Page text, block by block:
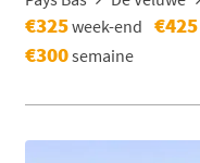
€325week-end €425
€300semaine